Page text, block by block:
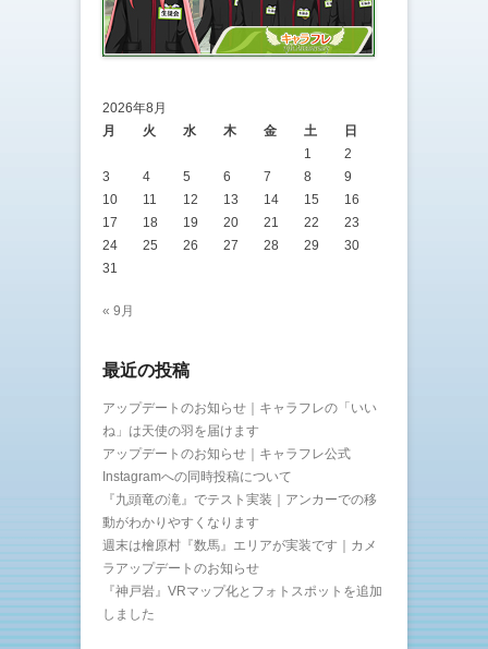
2026年8月
月
火 水 木 金 土
日
1
2
3
4 5 6 7 8
9
10
11 12 13 14 15
16
17
18 19 20 21 22
23
24
25 26 27 28 29
30
31
« 9月
最近の投稿
アップデートのお知らせ｜キャラフレの「いい
ね」は天使の羽を届けます
アップデートのお知らせ｜キャラフレ公式
Instagramへの同時投稿について
『九頭竜の滝』でテスト実装｜アンカーでの移
動がわかりやすくなります
週末は檜原村『数馬』エリアが実装です｜カメ
ラアップデートのお知らせ
『神戸岩』VRマップ化とフォトスポットを追加
しました